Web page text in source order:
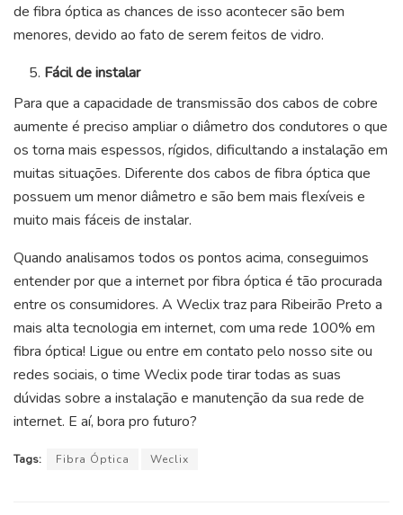
de fibra óptica as chances de isso acontecer são bem
menores, devido ao fato de serem feitos de vidro.
Fácil de instalar
Para que a capacidade de transmissão dos cabos de cobre
aumente é preciso ampliar o diâmetro dos condutores o que
os torna mais espessos, rígidos, dificultando a instalação em
muitas situações. Diferente dos cabos de fibra óptica que
possuem um menor diâmetro e são bem mais flexíveis e
muito mais fáceis de instalar.
Quando analisamos todos os pontos acima, conseguimos
entender por que a internet por fibra óptica é tão procurada
entre os consumidores. A Weclix traz para Ribeirão Preto a
mais alta tecnologia em internet, com uma rede 100% em
fibra óptica! Ligue ou entre em contato pelo nosso site ou
redes sociais, o time Weclix pode tirar todas as suas
dúvidas sobre a instalação e manutenção da sua rede de
internet. E aí, bora pro futuro?
Tags: Fibra Óptica Weclix